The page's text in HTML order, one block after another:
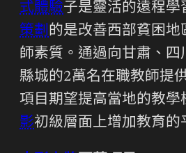
式體驗子是靈活的遠程學
策劃的是改善西部貧困地
師素質。通過向甘肅、四
縣城的2萬名在職教師提
項目期望提高當地的教學
影初級層面上增加教育的